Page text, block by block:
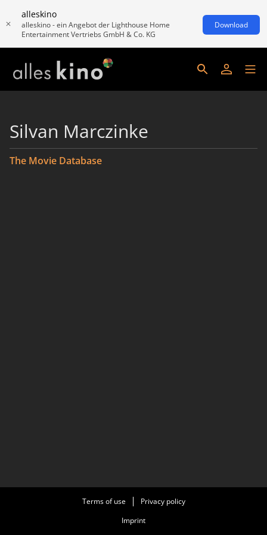
alleskino
alleskino - ein Angebot der Lighthouse Home
Entertainment Vertriebs GmbH & Co. KG
Download
Silvan Marczinke
The Movie Database
Terms of use
Privacy policy
Imprint